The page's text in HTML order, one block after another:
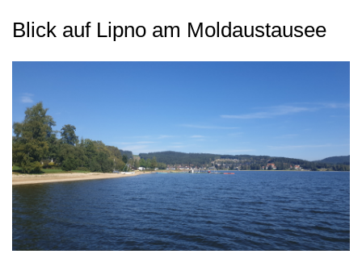
Blick auf Lipno am Moldaustausee